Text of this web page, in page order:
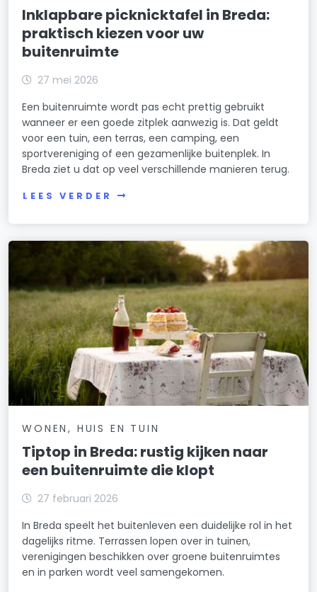
Inklapbare picknicktafel in Breda:
praktisch kiezen voor uw
buitenruimte
27 mei 2026
Een buitenruimte wordt pas echt prettig gebruikt
wanneer er een goede zitplek aanwezig is. Dat geldt
voor een tuin, een terras, een camping, een
sportvereniging of een gezamenlijke buitenplek. In
Breda ziet u dat op veel verschillende manieren terug.
LEES VERDER
WONEN, HUIS EN TUIN
Tiptop in Breda: rustig kijken naar
een buitenruimte die klopt
27 februari 2026
In Breda speelt het buitenleven een duidelijke rol in het
dagelijks ritme. Terrassen lopen over in tuinen,
verenigingen beschikken over groene buitenruimtes
en in parken wordt veel samengekomen.